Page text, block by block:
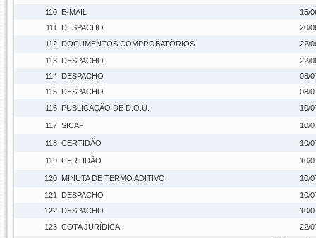
110 E-MAIL
15/
111
DESPACHO
20/
112 DOCUMENTOS COMPROBATÓRIOS
22/
113 DESPACHO
22/
114 DESPACHO
08/
115 DESPACHO
08/
116 PUBLICAÇÃO DE D.O.U. 10/
117 SICAF 10/
118 CERTIDÃO 10/
119 CERTIDÃO 10/
120 MINUTA DE TERMO ADITIVO
10/
121
DESPACHO
10/
122 DESPACHO
10/
123 COTA JURÍDICA
22/